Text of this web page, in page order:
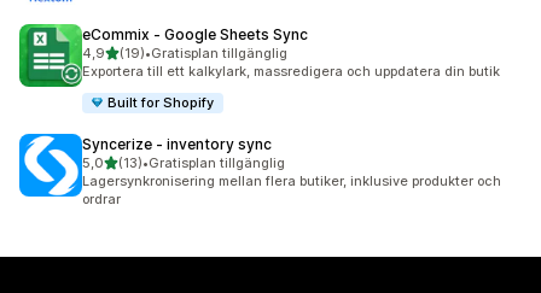
eCommix ‑ Google Sheets Sync
4,9av 5 stjärnor
(19)
19 recensioner totalt
•Gratisplan tillgänglig
Exportera till ett kalkylark, massredigera och uppdatera din butik
Built for Shopify
Syncerize ‑ inventory sync
5,0av 5 stjärnor
(13)
13 recensioner totalt
•Gratisplan tillgänglig
Lagersynkronisering mellan flera butiker, inklusive produkter och
ordrar